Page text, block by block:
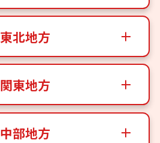
東北地方
関東地方
中部地方